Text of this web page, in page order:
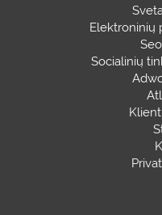
Elektroninių
Socialinių